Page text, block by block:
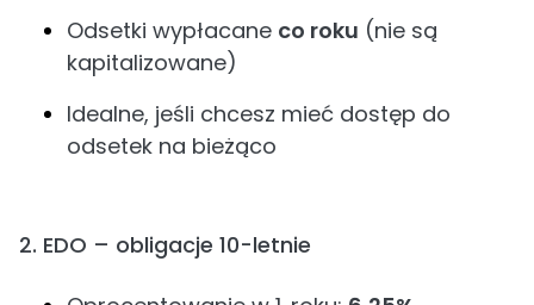
Odsetki wypłacane co roku (nie są
kapitalizowane)
Idealne, jeśli chcesz mieć dostęp do
odsetek na bieżąco
2. EDO – obligacje 10-letnie